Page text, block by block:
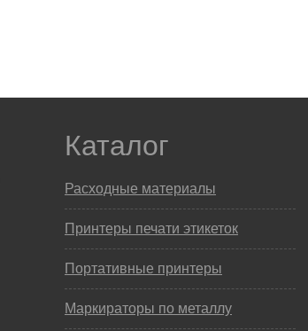
Каталог
Расходные материалы
Принтеры печати этикеток
Портативные принтеры
Маркираторы по металлу